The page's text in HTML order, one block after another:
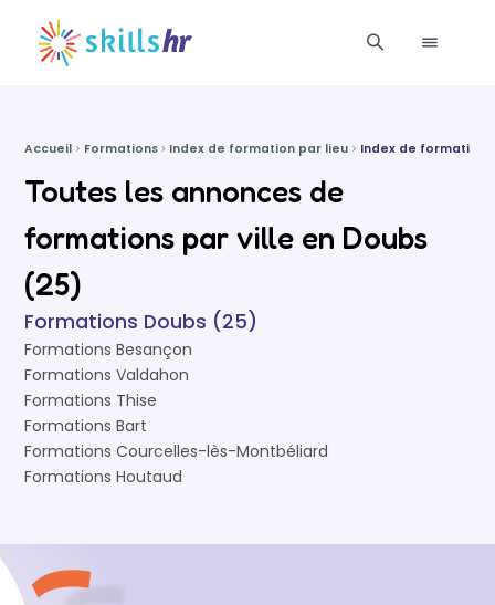
Accueil Formations Index de formation par lieu Index de formations
Toutes les annonces de
formations par ville en Doubs
(25)
Formations Doubs (25)
Formations Besançon
Formations Valdahon
Formations Thise
Formations Bart
Formations Courcelles-lès-Montbéliard
Formations Houtaud